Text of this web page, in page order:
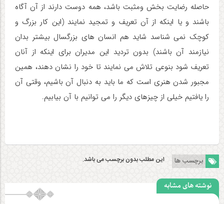
حاصله رضایت بخش ومثبت باشد، همه دوست دارند از آن آگاه
باشند و یا اینکه از آن تعریف و تمجید نمایند (این کار بزرگ و
کوچک نمی شناسد شاید هم انسان های بزرگسال بیشتر بدان
نیازمند آن باشند) بدون تردید این مدیران برای اینکه از آنان
تعریف شود بنوعی تلاش می نمایند تا خود را نشان دهند، همین
مجبور شدن هنری است که ما باید به دنبال آن باشیم، وقتی آن
را یافتیم خیلی از چیزهای دیگر را می توانیم با آن بیابیم.
برچسب ها این مطلب بدون برچسب می باشد.
نوشته های مشابه